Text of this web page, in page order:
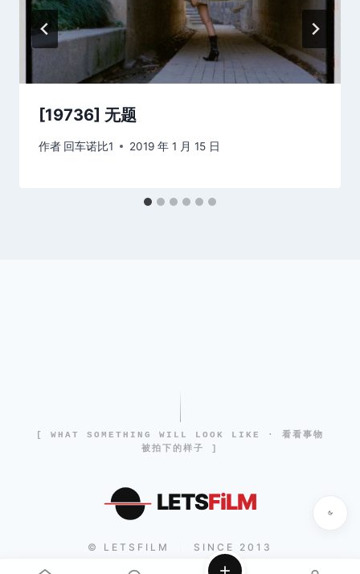
[19736] 无题
作者 回车诺比1 2019 年 1 月 15 日
[ WHAT SOMETHING WILL LOOK LIKE · 看看事物
被拍下的样子 ]
LETSFiLM
© LETSFILM SINCE 2013